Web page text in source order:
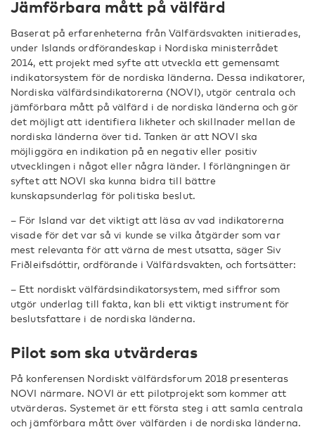
Jämförbara mått på välfärd
Baserat på erfarenheterna från Välfärdsvakten initierades,
under Islands ordförandeskap i Nordiska ministerrådet
2014, ett projekt med syfte att utveckla ett gemensamt
indikatorsystem för de nordiska länderna. Dessa indikatorer,
Nordiska välfärdsindikatorerna (NOVI), utgör centrala och
jämförbara mått på välfärd i de nordiska länderna och gör
det möjligt att identifiera likheter och skillnader mellan de
nordiska länderna över tid. Tanken är att NOVI ska
möjliggöra en indikation på en negativ eller positiv
utvecklingen i något eller några länder. I förlängningen är
syftet att NOVI ska kunna bidra till bättre
kunskapsunderlag för politiska beslut.
– För Island var det viktigt att läsa av vad indikatorerna
visade för det var så vi kunde se vilka åtgärder som var
mest relevanta för att värna de mest utsatta, säger Siv
Friðleifsdóttir, ordförande i Välfärdsvakten, och fortsätter:
– Ett nordiskt välfärdsindikatorsystem, med siffror som
utgör underlag till fakta, kan bli ett viktigt instrument för
beslutsfattare i de nordiska länderna.
Pilot som ska utvärderas
På konferensen Nordiskt välfärdsforum 2018 presenteras
NOVI närmare. NOVI är ett pilotprojekt som kommer att
utvärderas. Systemet är ett första steg i att samla centrala
och jämförbara mått över välfärden i de nordiska länderna.